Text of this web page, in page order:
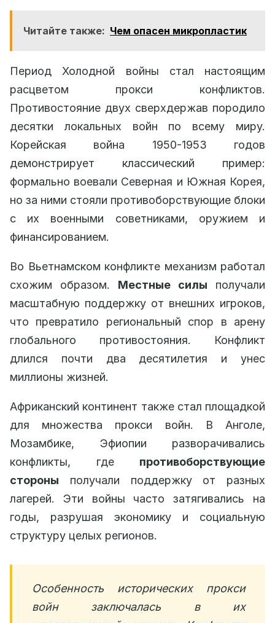
Читайте также: Чем опасен микропластик
Период Холодной войны стал настоящим
расцветом прокси конфликтов.
Противостояние двух сверхдержав породило
десятки локальных войн по всему миру.
Корейская война 1950-1953 годов
демонстрирует классический пример:
формально воевали Северная и Южная Корея,
но за ними стояли противоборствующие блоки
с их военными советниками, оружием и
финансированием.
Во Вьетнамском конфликте механизм работал
схожим образом. Местные силы получали
масштабную поддержку от внешних игроков,
что превратило региональный спор в арену
глобального противостояния. Конфликт
длился почти два десятилетия и унес
миллионы жизней.
Африканский континент также стал площадкой
для множества прокси войн. В Анголе,
Мозамбике, Эфиопии разворачивались
конфликты, где противоборствующие
стороны получали поддержку от разных
лагерей. Эти войны часто затягивались на
годы, разрушая экономику и социальную
структуру целых регионов.
Особенность исторических прокси
войн заключалась в их